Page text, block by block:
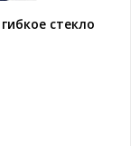
стекло